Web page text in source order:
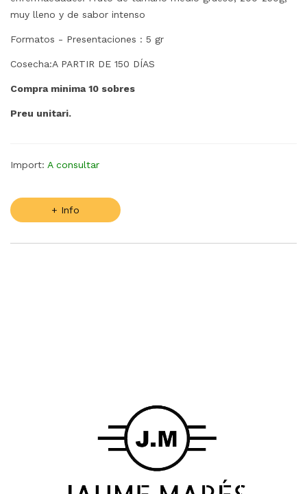
muy lleno y de sabor intenso
Formatos - Presentaciones : 5 gr
Cosecha:A PARTIR DE 150 DÍAS
Compra minima 10 sobres
Preu unitari.
Import: A consultar
+ Info